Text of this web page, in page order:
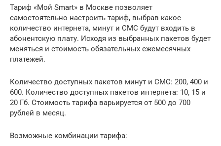
Тариф «Мой Smart» в Москве позволяет
самостоятельно настроить тариф, выбрав какое
количество интернета, минут и СМС будут входить в
абонентскую плату. Исходя из выбранных пакетов будет
меняться и стоимость обязательных ежемесячных
платежей.
Количество доступных пакетов минут и СМС: 200, 400 и
600. Количество доступных пакетов интернета: 10, 15 и
20 Гб. Стоимость тарифа варьируется от 500 до 700
рублей в месяц.
Возможные комбинации тарифа: